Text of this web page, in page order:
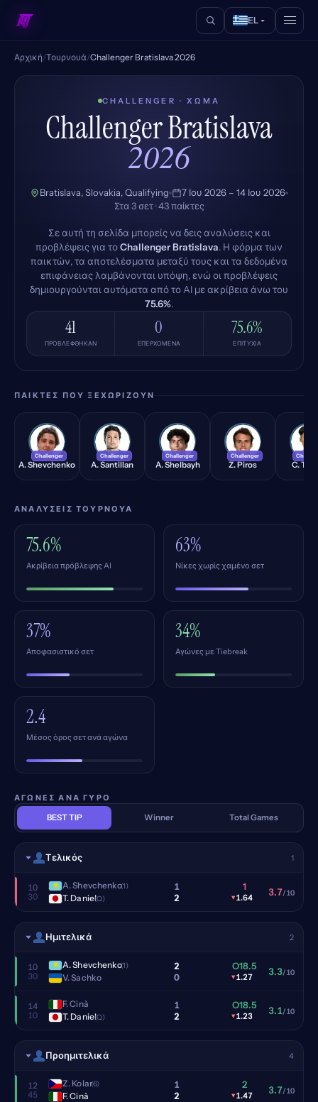
EL
Αρχική/Τουρνουά/Challenger Bratislava 2026
CHALLENGER · ΧΏΜΑ
Challenger Bratislava
2026
Bratislava, Slovakia, Qualifying
7 Ιου 2026 – 14 Ιου 2026
Στα 3 σετ · 43 παίκτες
Σε αυτή τη σελίδα μπορείς να δεις αναλύσεις και
προβλέψεις για τοChallenger Bratislava. Η φόρμα των
παικτών, τα αποτελέσματα μεταξύ τους και τα δεδομένα
επιφάνειας λαμβάνονται υπόψη, ενώ οι προβλέψεις
δημιουργούνται αυτόματα από το AI με ακρίβεια άνω του
75.6%.
41
ΠΡΟΒΛΈΦΘΗΚΑΝ
0
ΕΠΕΡΧΌΜΕΝΑ
75.6%
ΕΠΙΤΥΧΊΑ
ΠΑΊΚΤΕΣ ΠΟΥ ΞΕΧΩΡΊΖΟΥΝ
AS
Challenger
A. Shevchenko
AS
Challenger
A. Santillan
AS
Challenger
A. Shelbayh
ZP
Challenger
Z. Piros
CT
C.
ΑΝΑΛΎΣΕΙΣ ΤΟΥΡΝΟΥΆ
75.6%
Ακρίβεια πρόβλεψης AI
63%
Νίκες χωρίς χαμένο σετ
37%
Αποφασιστικό σετ
34%
Αγώνες με Tiebreak
2.4
Μέσος όρος σετ ανά αγώνα
ΑΓΏΝΕΣ ΑΝΆ ΓΎΡΟ
BEST TIP
Winner Total Games
Τελικός 1
10
30
A. Shevchenko(1)
T. Daniel(Q)
1
2
1
▾1.64 3.7/10
Ημιτελικά 2
10
30
A. Shevchenko(1)
V. Sachko
2
0
O18.5
▾1.27 3.3/10
14
10
F. Cinà
T. Daniel(Q)
1
2
O18.5
▾1.23 3.1/10
Προημιτελικά 4
12
45
Z. Kolar(6)
F. Cinà
1
2
2
▾1.47 3.7/10